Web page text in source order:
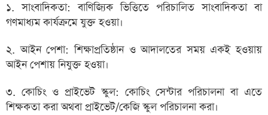
১. সাংবাদিকতা: বাণিজ্যিক ভিত্তিতে পরিচালিত সাংবাদিকতা বা
গণমাধ্যম কার্যক্রমে যুক্ত হওয়া।
২. আইন পেশা: শিক্ষাপ্রতিষ্ঠান ও আদালতের সময় একই হওয়ায়
আইন পেশায় নিযুক্ত হওয়া।
৩. কোচিং ও প্রাইভেট স্কুল: কোচিং সেন্টার পরিচালনা বা এতে
শিক্ষকতা করা অথবা প্রাইভেট/কেজি স্কুল পরিচালনা করা।